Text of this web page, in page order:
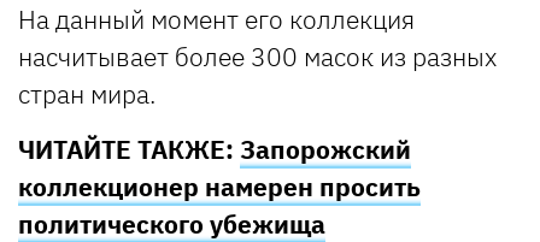
На данный момент его коллекция
насчитывает более 300 масок из разных
стран мира.
ЧИТАЙТЕ ТАКЖЕ: Запорожский
коллекционер намерен просить
политического убежища